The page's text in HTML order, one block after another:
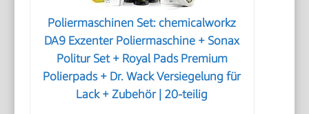
Poliermaschinen Set: chemicalworkz
DA9 Exzenter Poliermaschine + Sonax
Politur Set + Royal Pads Premium
Polierpads + Dr. Wack Versiegelung für
Lack + Zubehör | 20-teilig